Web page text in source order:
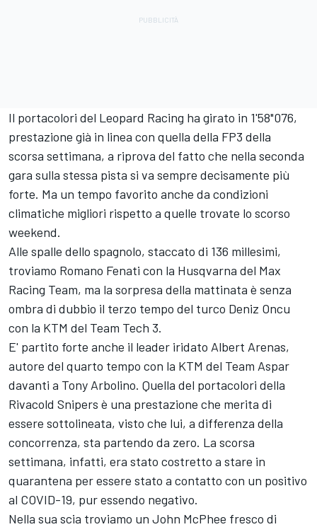
Il portacolori del Leopard Racing ha girato in 1'58"076,
prestazione già in linea con quella della FP3 della
scorsa settimana, a riprova del fatto che nella seconda
gara sulla stessa pista si va sempre decisamente più
forte. Ma un tempo favorito anche da condizioni
climatiche migliori rispetto a quelle trovate lo scorso
weekend.
Alle spalle dello spagnolo, staccato di 136 millesimi,
troviamo Romano Fenati con la Husqvarna del Max
Racing Team, ma la sorpresa della mattinata è senza
ombra di dubbio il terzo tempo del turco Deniz Oncu
con la KTM del Team Tech 3.
E' partito forte anche il leader iridato Albert Arenas,
autore del quarto tempo con la KTM del Team Aspar
davanti a Tony Arbolino. Quella del portacolori della
Rivacold Snipers è una prestazione che merita di
essere sottolineata, visto che lui, a differenza della
concorrenza, sta partendo da zero. La scorsa
settimana, infatti, era stato costretto a stare in
quarantena per essere stato a contatto con un positivo
al COVID-19, pur essendo negativo.
Nella sua scia troviamo un John McPhee fresco di